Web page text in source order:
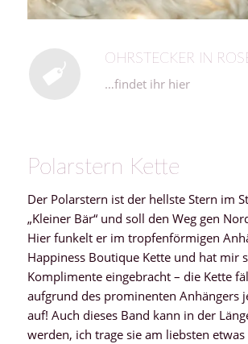
OHRSTECKER IN
…findet ihr hier
Polarstern Kette
Der Polarstern ist der hellste Stern im
„Kleiner Bär“ und soll den Weg gen
Hier funkelt er im tropfenförmigen
Happiness Boutique Kette und hat mir
Komplimente eingebracht – die Kette
aufgrund des prominenten Anhängers
auf! Auch dieses Band kann in der
werden, ich trage sie am liebsten